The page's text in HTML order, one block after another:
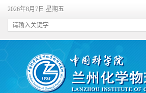
2026年8月7日 星期五